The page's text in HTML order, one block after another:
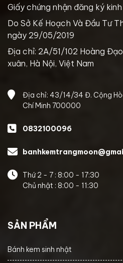
Giấy chứng nhận đăng ký
Do Sở Kế Hoạch Và Đầu Tư
ngày 29/05/2019
Địa chỉ: 2A/51/102 Hoàng
xuân, Hà Nội, Việt Nam
Địa chỉ: 43/14/34 Đ. Cộng
Chí Minh 700000
0832100096
Thứ 2 - 7 : 8:00 - 17:30
Chủ nhật : 8:00 - 11:30
SẢN PHẨM
Bánh kem sinh nhật